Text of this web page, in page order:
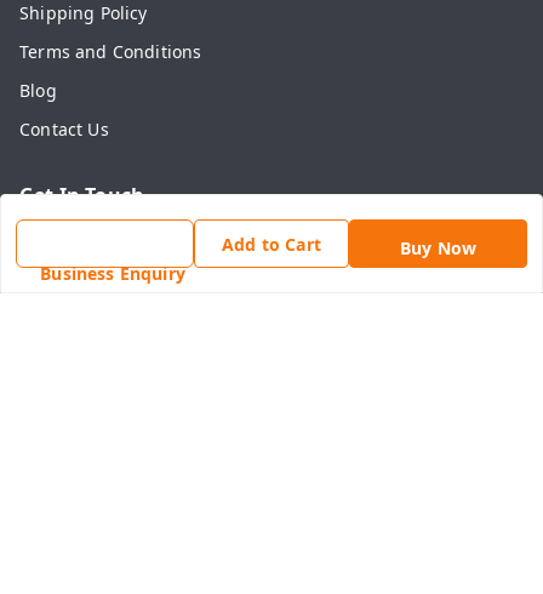
Business Enquiry
Add to Cart Buy Now
Shipping Policy
Terms and Conditions
Blog
Contact Us
Get In Touch
7742636465